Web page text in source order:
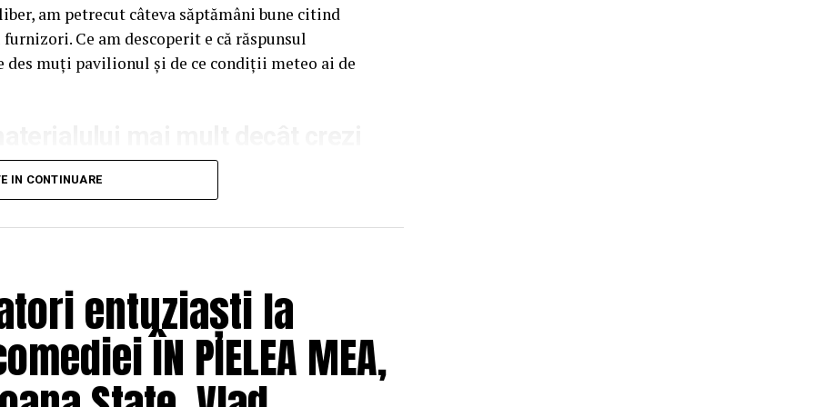
am petrecut câteva săptămâni bune citind
Ce am descoperit e că răspunsul
des muți pavilionul și de ce condiții meteo ai de
pavilion ca pe un detaliu secundar. Atenția
acoperișului sau spre preț. Materialul din
ca un lucru „tehnic” care nu pare să facă o
Tot ce ține de stabilitate, durabilitate,
direct de metalul folosit. Un pavilion cu
un pericol real, nu doar o neplăcere.
un pavilion cu cadru subțire de oțel ieftin s-a
IN CONTINUARE
entuziaști la
ÎN PIELEA MEA,